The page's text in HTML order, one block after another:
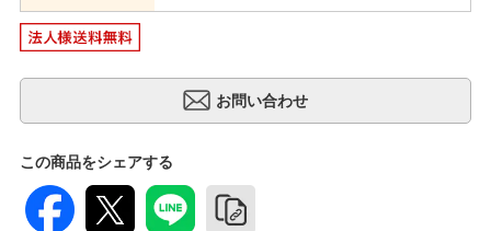
この商品をシェアする